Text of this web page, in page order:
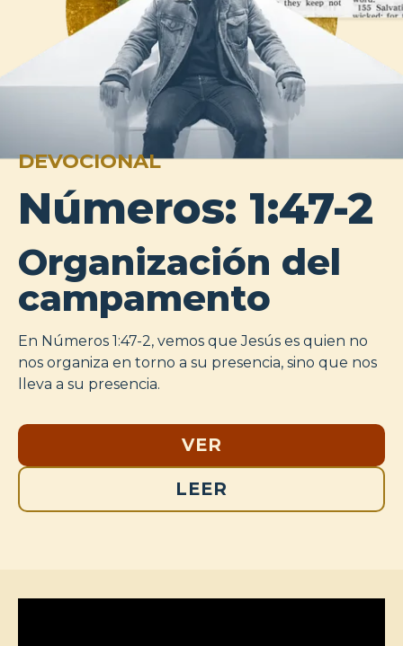
DEVOCIONAL
Números: 1:47-2
Organización del
campamento
En Números 1:47-2, vemos que Jesús es quien no
nos organiza en torno a su presencia, sino que nos
lleva a su presencia.
VER
LEER